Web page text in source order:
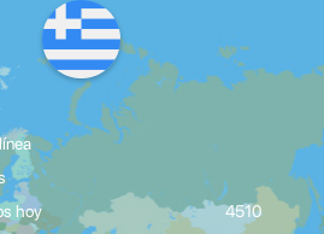
hoy
4510